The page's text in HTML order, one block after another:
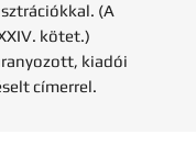
(A
kötet.)
kiadói
címerrel.